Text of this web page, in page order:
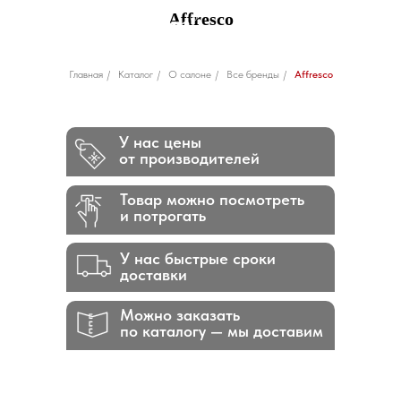
Affresco
Главная / Каталог / О салоне / Все бренды / Affresco
Можно заказать
по каталогу — мы доставим
У нас быстрые сроки
доставки
Товар можно посмотреть
и потрогать
У нас цены
от производителей